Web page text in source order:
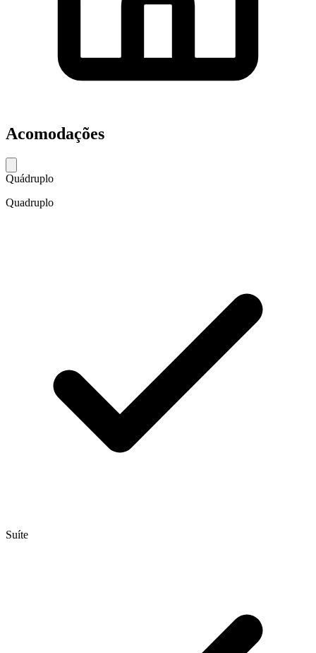
Acomodações
Quádruplo
Quadruplo
Suíte